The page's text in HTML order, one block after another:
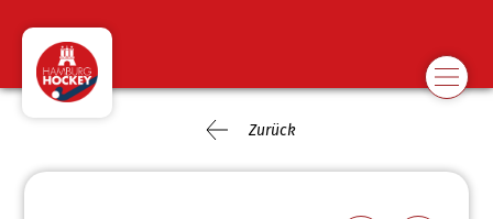
Zurück